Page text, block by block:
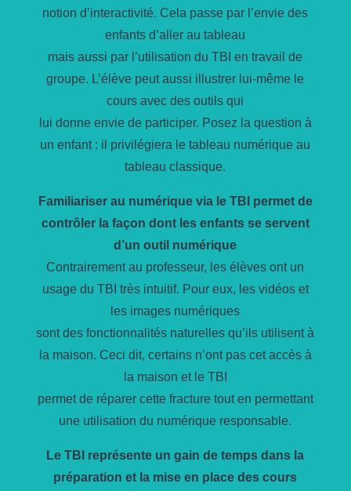
notion d’interactivité. Cela passe par l’envie des
enfants d’aller au tableau
mais aussi par l’utilisation du TBI en travail de
groupe. L’élève peut aussi illustrer lui-même le
cours avec des outils qui
lui donne envie de participer. Posez la question à
un enfant : il privilégiera le tableau numérique au
tableau classique.
Familiariser au numérique via le TBI permet de
contrôler la façon dont les enfants se servent
d’un outil numérique
Contrairement au professeur, les élèves ont un
usage du TBI très intuitif. Pour eux, les vidéos et
les images numériques
sont des fonctionnalités naturelles qu’ils utilisent à
la maison. Ceci dit, certains n’ont pas cet accès à
la maison et le TBI
permet de réparer cette fracture tout en permettant
une utilisation du numérique responsable.
Le TBI représente un gain de temps dans la
préparation et la mise en place des cours